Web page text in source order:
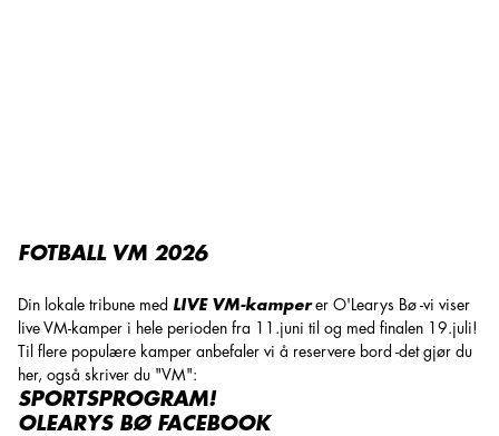
FOTBALL VM 2026
Din lokale tribune med LIVE VM-kamperer O'Learys Bø -vi viser
live VM-kamper i hele perioden fra 11.juni til og med finalen 19.juli!
Til flere populære kamper anbefaler vi å reservere bord -det gjør du
her, også skriver du "VM":
SPORTSPROGRAM!
OLEARYS BØ FACEBOOK